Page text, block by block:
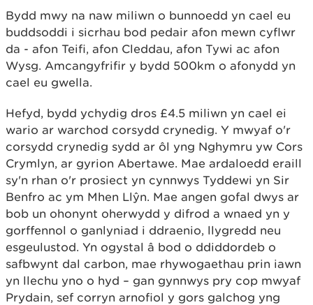
Bydd mwy na naw miliwn o bunnoedd yn cael eu
buddsoddi i sicrhau bod pedair afon mewn cyflwr
da - afon Teifi, afon Cleddau, afon Tywi ac afon
Wysg. Amcangyfrifir y bydd 500km o afonydd yn
cael eu gwella.
Hefyd, bydd ychydig dros £4.5 miliwn yn cael ei
wario ar warchod corsydd crynedig. Y mwyaf o'r
corsydd crynedig sydd ar ôl yng Nghymru yw Cors
Crymlyn, ar gyrion Abertawe. Mae ardaloedd eraill
sy'n rhan o'r prosiect yn cynnwys Tyddewi yn Sir
Benfro ac ym Mhen Llŷn. Mae angen gofal dwys ar
bob un ohonynt oherwydd y difrod a wnaed yn y
gorffennol o ganlyniad i ddraenio, llygredd neu
esgeulustod. Yn ogystal â bod o ddiddordeb o
safbwynt dal carbon, mae rhywogaethau prin iawn
yn llechu yno o hyd – gan gynnwys pry cop mwyaf
Prydain, sef corryn arnofiol y gors galchog yng